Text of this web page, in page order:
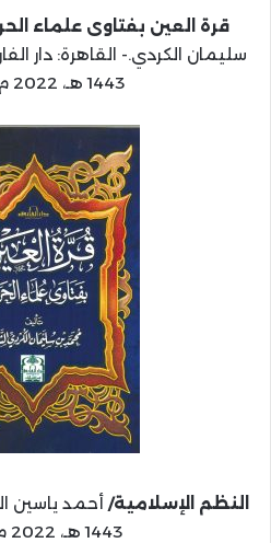
قرة العين بفتاوى علماء
سليمان الكردي.- القاهرة: دار
1443 هـ، 2022 م، 632 ص.
النظم الإسلامية/أحمد ياسين
1443 هـ، 2022 م، 208ص